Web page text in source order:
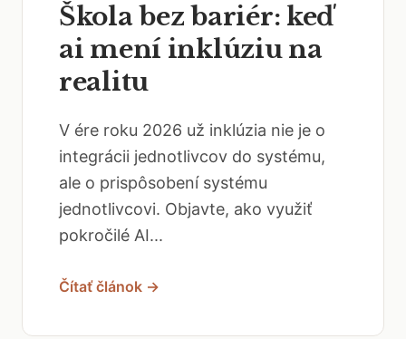
Škola bez bariér: keď
ai mení inklúziu na
realitu
V ére roku 2026 už inklúzia nie je o
integrácii jednotlivcov do systému,
ale o prispôsobení systému
jednotlivcovi. Objavte, ako využiť
pokročilé AI...
Čítať článok →